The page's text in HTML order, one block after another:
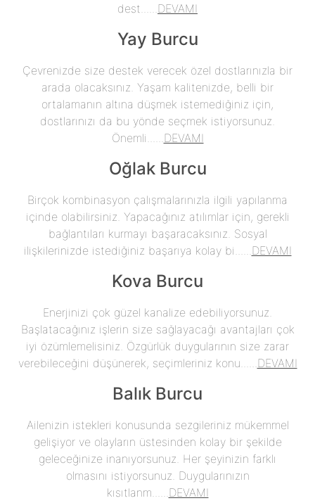
dest...... DEVAMI
Yay Burcu
Çevrenizde size destek verecek özel dostlarınızla bir
arada olacaksınız. Yaşam kalitenizde, belli bir
ortalamanın altına düşmek istemediğiniz için,
dostlarınızı da bu yönde seçmek istiyorsunuz.
Önemli...... DEVAMI
Oğlak Burcu
Birçok kombinasyon çalışmalarınızla ilgili yapılanma
içinde olabilirsiniz. Yapacağınız atılımlar için, gerekli
bağlantıları kurmayı başaracaksınız. Sosyal
ilişkilerinizde istediğiniz başarıya kolay bi...... DEVAMI
Kova Burcu
Enerjinizi çok güzel kanalize edebiliyorsunuz.
Başlatacağınız işlerin size sağlayacağı avantajları çok
iyi özümlemelisiniz. Özgürlük duygularının size zarar
verebileceğini düşünerek, seçimleriniz konu...... DEVAMI
Balık Burcu
Ailenizin istekleri konusunda sezgileriniz mükemmel
gelişiyor ve olayların üstesinden kolay bir şekilde
geleceğinize inanıyorsunuz. Her şeyinizin farklı
olmasını istiyorsunuz. Duygularınızın
kısıtlanm...... DEVAMI